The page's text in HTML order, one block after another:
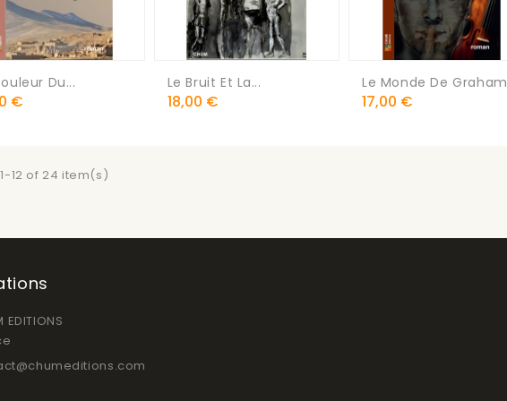
Du...
€
Le Bruit Et La...
Prix
18,00 €
Le Monde De Graham
Prix
17,00 €
12 of 24 item(s)
EDITIONS